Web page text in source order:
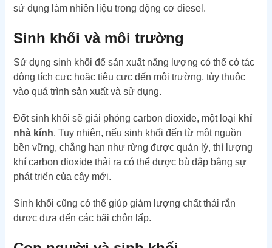
sử dụng làm nhiên liệu trong động cơ diesel.
Sinh khối và môi trường
Sử dụng sinh khối để sản xuất năng lượng có thể có tác
động tích cực hoặc tiêu cực đến môi trường, tùy thuộc
vào quá trình sản xuất và sử dụng.
Đốt sinh khối sẽ giải phóng carbon dioxide, một loại khí
nhà kính. Tuy nhiên, nếu sinh khối đến từ một nguồn
bền vững, chẳng hạn như rừng được quản lý, thì lượng
khí carbon dioxide thải ra có thể được bù đắp bằng sự
phát triển của cây mới.
Sinh khối cũng có thể giúp giảm lượng chất thải rắn
được đưa đến các bãi chôn lấp.